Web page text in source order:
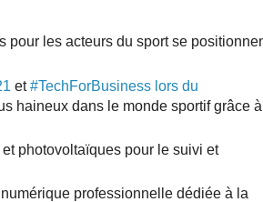
pour les acteurs du sport se
et#TechForBusiness lors du
haineux dans le monde sportif grâce à
photovoltaïques pour le suivi et
professionnelle dédiée à la